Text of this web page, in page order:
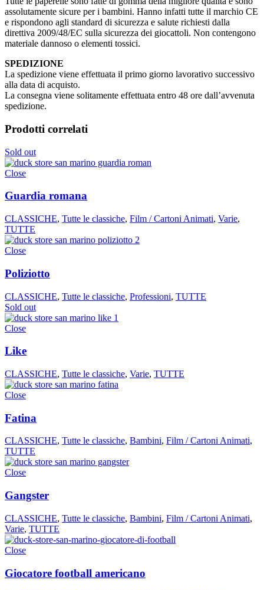
assolutamente sicure per i bambini. Hanno infatti tutte il marchio CE
e rispondono agli standard di sicurezza e salute richiesti dalla
direttiva 2009/48/EC sulla sicurezza dei giocattoli. Non contengono
materiale dannoso o elementi tossici.
SPEDIZIONE
La spedizione viene effettuata il primo giorno lavorativo successivo
alla data di acquisto.
La consegna viene solitamente effettuata entro 48 ore dall’avvenuta
spedizione.
Prodotti correlati
Sold out
Close
Guardia romana
CLASSICHE, Tutte le classiche, Film / Cartoni Animati, Varie,
TUTTE
Close
Poliziotto
CLASSICHE, Tutte le classiche, Professioni, TUTTE
Sold out
Close
Like
CLASSICHE, Tutte le classiche, Varie, TUTTE
Close
Fatina
CLASSICHE, Tutte le classiche, Bambini, Film / Cartoni Animati,
TUTTE
Close
Gangster
CLASSICHE, Tutte le classiche, Bambini, Film / Cartoni Animati,
Varie, TUTTE
Close
Giocatore football americano